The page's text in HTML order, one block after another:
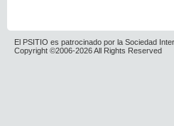
El PSITIO es patrocinado por la Sociedad
Copyright ©2006-2026 All Rights Reserved